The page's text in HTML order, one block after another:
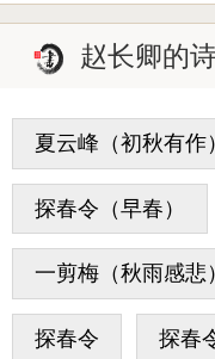
赵长卿的
夏云峰（初秋有作）
探春令（早春）
一剪梅（秋雨感悲）
探春令 探春